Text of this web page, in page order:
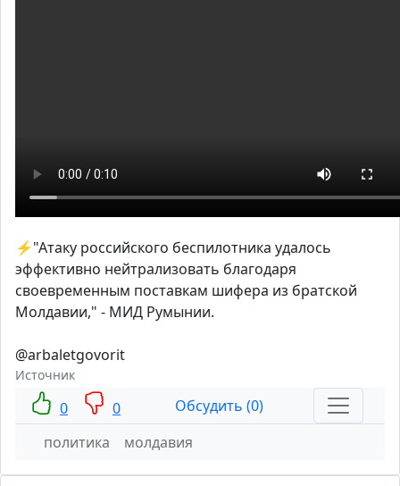
⚡"Атаку российского беспилотника удалось
эффективно нейтрализовать благодаря
своевременным поставкам шифера из братской
Молдавии," - МИД Румынии.
@arbaletgovorit
Источник
0 0
Обсудить (0)
политика
молдавия